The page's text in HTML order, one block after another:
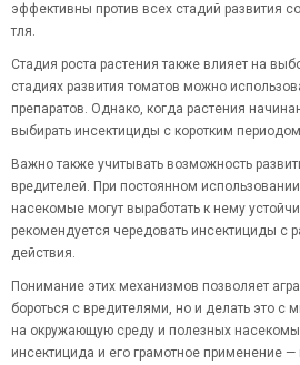
эффективны против всех стадий развития
тля.
Стадия роста растения также влияет на
стадиях развития томатов можно
препаратов. Однако, когда растения
выбирать инсектициды с коротким
Важно также учитывать возможность
вредителей. При постоянном
насекомые могут выработать к нему
рекомендуется чередовать инсектициды с
действия.
Понимание этих механизмов позволяет
бороться с вредителями, но и делать это
на окружающую среду и полезных
инсектицида и его грамотное применение